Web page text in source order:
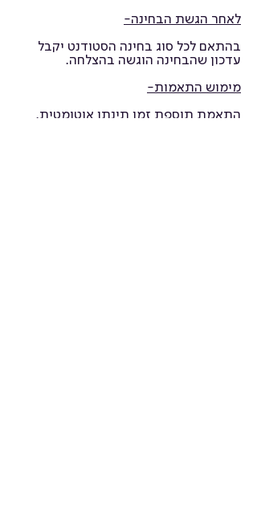
לאחר הגשת הבחינה-
בהתאם לכל סוג בחינה הסטודנט יקבל
עדכון שהבחינה הוגשה בהצלחה.
מימוש התאמות-
התאמת תוספת זמן תינתן אוטומטית.